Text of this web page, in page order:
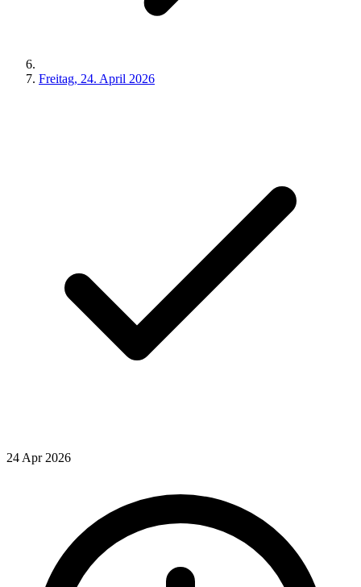
Freitag, 24. April 2026
24 Apr 2026